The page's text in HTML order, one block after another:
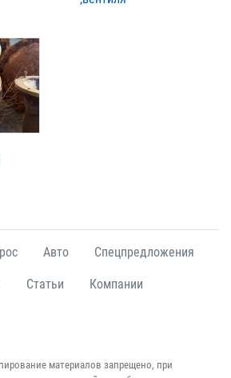
Авто Спецпредложения
Статьи Компании
материалов запрещено, при